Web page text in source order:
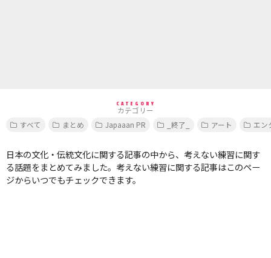
CATEGORY
カテゴリー
すべて
まとめ Japaaan PR _終了_ アート エン
日本の文化・伝統文化に関する記事の中から、考えない練習に関す
る話題をまとめてみました。考えない練習に関する記事はこのペー
ジからいつでもチェックできます。